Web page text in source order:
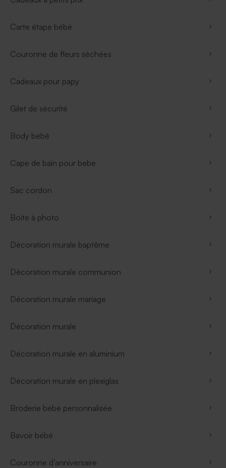
Carte étape bébé
Couronne de fleurs séchées
Cadeaux pour papy
Gilet de sécurité
Body bébé
Cape de bain pour bebe
Sac cordon
Boite à photo
Décoration murale baptême
Décoration murale communion
Décoration murale mariage
Décoration murale
Décoration murale en aluminium
Décoration murale en plexiglas
Broderie bébé personnalisée
Bavoir bébé
Couronne d’anniversaire